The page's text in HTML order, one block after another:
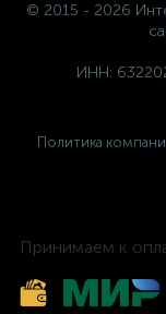
© 2015 - 2026
ИНН:
Политика
Принимаем к